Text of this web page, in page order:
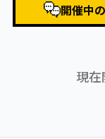
開催中
現在